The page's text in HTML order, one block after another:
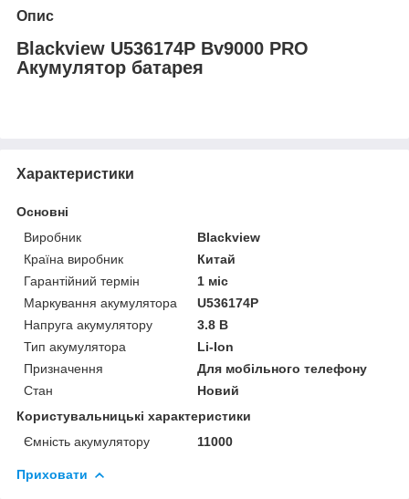
Опис
Blackview U536174P Bv9000 PRO
Акумулятор батарея
Характеристики
Основні
Виробник
Blackview
Країна виробник
Китай
Гарантійний термін
1 міс
Маркування акумулятора
U536174P
Напруга акумулятору
3.8 В
Тип акумулятора
Li-Ion
Призначення
Для мобільного телефону
Стан
Новий
Користувальницькі характеристики
Ємність акумулятору
11000
Приховати